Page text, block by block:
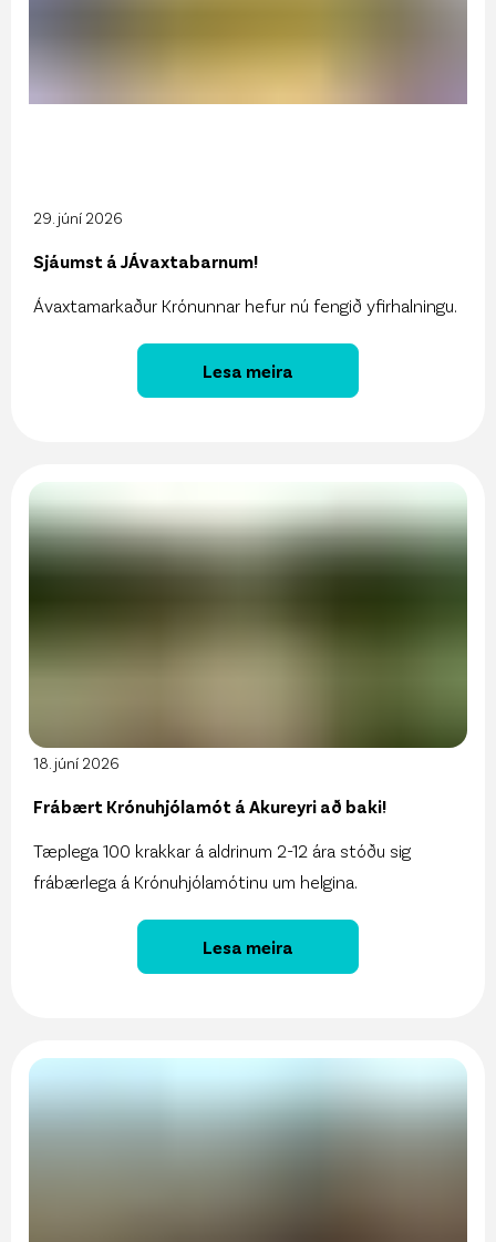
29. júní 2026
Sjáumst á JÁvaxtabarnum!
Ávaxtamarkaður Krónunnar hefur nú fengið yfirhalningu.
Lesa meira
18. júní 2026
Frábært Krónuhjólamót á Akureyri að baki!
Tæplega 100 krakkar á aldrinum 2-12 ára stóðu sig
frábærlega á Krónuhjólamótinu um helgina.
Lesa meira